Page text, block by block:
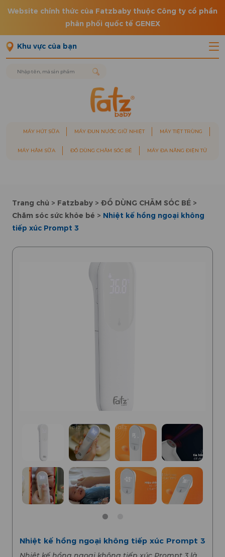
Website chính thức của Fatzbaby thuộc Công ty cổ phần
phân phối quốc tế GENEX
Khu vực của bạn
MÁY HÚT SỮA MÁY ĐUN NƯỚC GIỮ NHIỆT MÁY TIỆT TRÙNG
MÁY HÂM SỮA ĐỒ DÙNG CHĂM SÓC BÉ MÁY ĐA NĂNG ĐIỆN TỬ
Trang chủ > Fatzbaby > ĐỒ DÙNG CHĂM SÓC BÉ >
Chăm sóc sức khỏe bé > Nhiệt kế hồng ngoại không
tiếp xúc Prompt 3
Nhiệt kế hồng ngoại không tiếp xúc Prompt 3